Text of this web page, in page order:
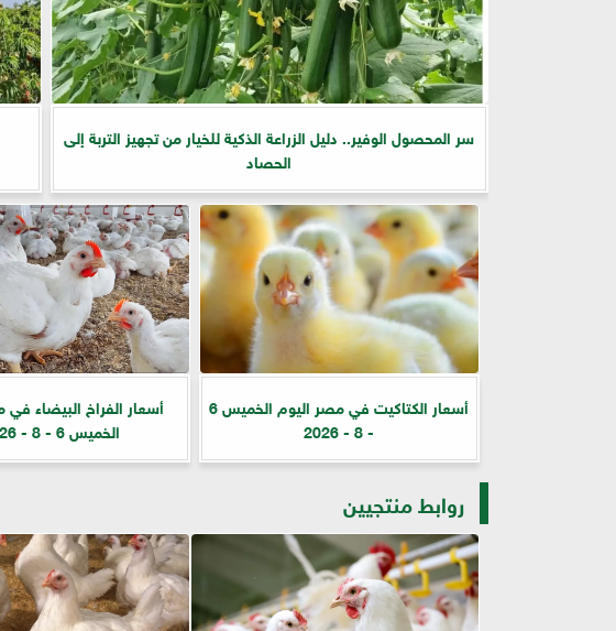
سر المحصول الوفير.. دليل الزراعة الذكية للخيار من تجهيز التربة إلى
الحصاد
أسعار الكتاكيت في مصر اليوم الخميس 6
- 8 - 2026
أسعار الفراخ البيضاء
الخميس 6 - 8 - 2026
روابط منتجيين